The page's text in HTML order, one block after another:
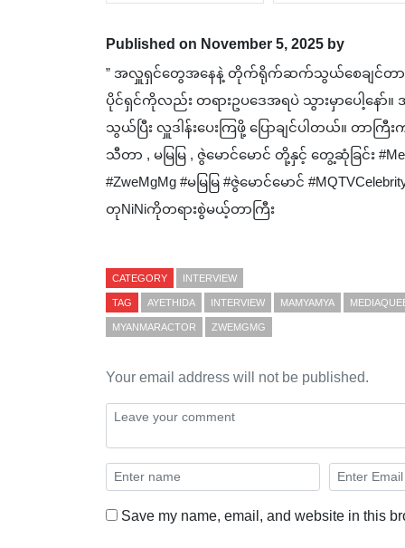
Published on November 5, 2025 by
” အလှူရှင်တွေအနေနဲ့ တိုက်ရိုက်ဆက်သွယ်စေချင်တာ
ပိုင်ရှင်ကိုလည်း တရားဥ‌‌ပဒေအရပဲ သွားမှာပေါ့နေ
သွယ်ပြီး လှူဒါန်းပေးကြဖို့ ပြောချင်ပါတယ်။ တာ
သီတာ , မမြမြ , ဇွဲမောင်မောင် တို့နှင့် တွေ့ဆုံခြင်း
#ZweMgMg #မမြမြ #ဇွဲမောင်မောင်
တုNiNiကိုတရားစွဲမယ့်တာကြီး
CATEGORY INTERVIEW
TAG AYETHIDA INTERVIEW MAMYAMYA
MYANMARACTOR ZWEMGMG
Your email address will not be published.
Save my name, email, and website in this